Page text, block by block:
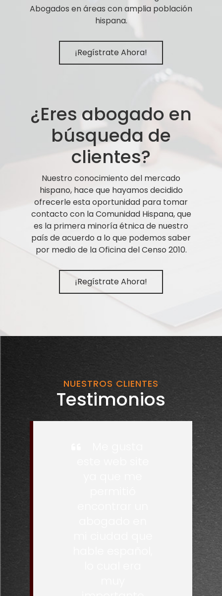
Abogados en áreas con amplia población
hispana.
¡Regístrate Ahora!
¿Eres abogado en
búsqueda de
clientes?
Nuestro conocimiento del mercado
hispano, hace que hayamos decidido
ofrecerle esta oportunidad para tomar
contacto con la Comunidad Hispana, que
es la primera minoría étnica de nuestro
país de acuerdo a lo que podemos saber
por medio de la Oficina del Censo 2010.
¡Regístrate Ahora!
NUESTROS CLIENTES
Testimonios